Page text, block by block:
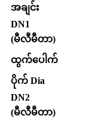
အချင်း
DN1
(မီလီမီတာ)
ထွက်ပေါက်
ပိုက် Dia
DN2
(မီလီမီတာ)